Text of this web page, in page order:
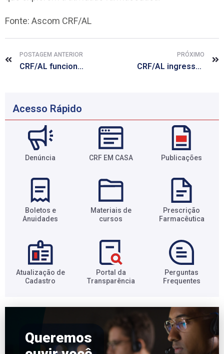
Fonte: Ascom CRF/AL
POSTAGEM ANTERIOR
CRF/AL funciona das 13 às 17h nos dias 06, 07 e 08 de abril
PRÓXIMO
CRF/AL ingressa com mandado de segurança para garantir vacinação no interior
Acesso Rápido
Denúncia CRF EM CASA Publicações
Boletos e
Anuidades​
Materiais de
cursos​
Prescrição
Farmacêutica​
Atualização de
Cadastro​
Portal da
Transparência​
Perguntas
Frequentes​
Queremos